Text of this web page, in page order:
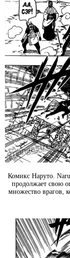
Комикс Наруто.
продолжает свою
множество врагов,